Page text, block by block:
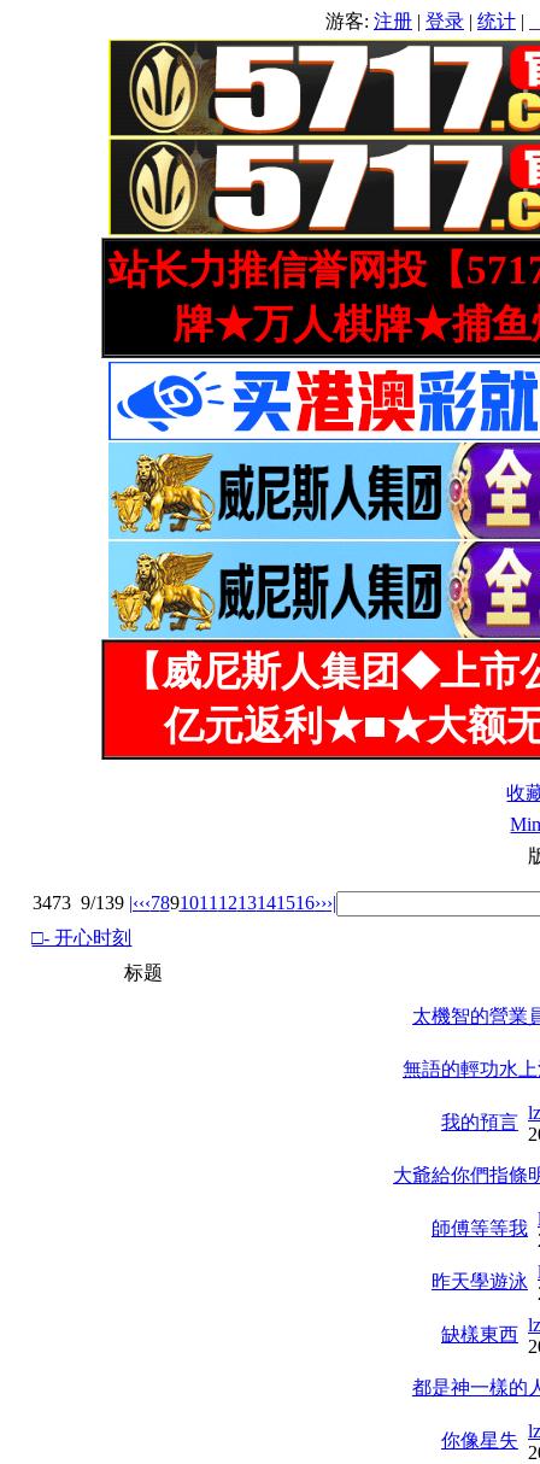
游客: 注册 | 登录 | 统计 |
站长力推信誉网投【
牌★万人棋牌★捕鱼
【威尼斯人集团◆上
亿元返利★■★大额
收
3473 9/139 |‹‹‹7891011 1213141516›››|
□- 开心时刻
标题
太機智的營業
無語的輕功水
我的預言
大爺給你們指條
師傅等等我
昨天學遊泳
缺樣東西
都是神一樣的
你像星失